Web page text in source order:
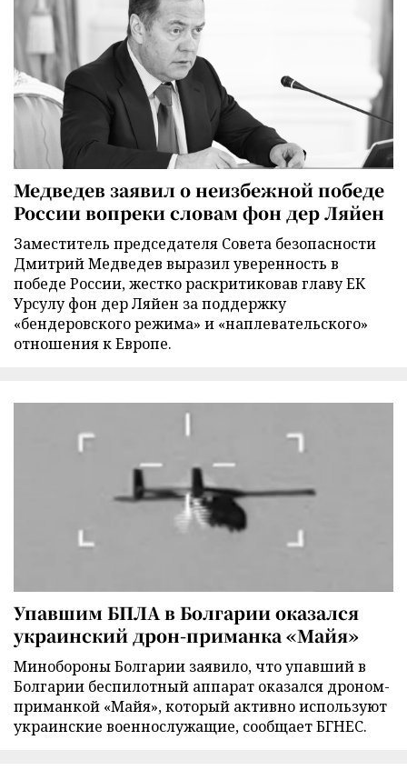
Медведев заявил о неизбежной победе
России вопреки словам фон дер Ляйен
Заместитель председателя Совета безопасности
Дмитрий Медведев выразил уверенность в
победе России, жестко раскритиковав главу ЕК
Урсулу фон дер Ляйен за поддержку
«бендеровского режима» и «наплевательского»
отношения к Европе.
Упавшим БПЛА в Болгарии оказался
украинский дрон-приманка «Майя»
Минобороны Болгарии заявило, что упавший в
Болгарии беспилотный аппарат оказался дроном-
приманкой «Майя», который активно используют
украинские военнослужащие, сообщает БГНЕС.